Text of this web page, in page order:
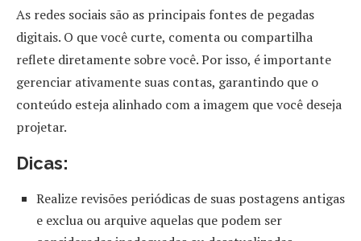
As redes sociais são as principais fontes de pegadas
digitais. O que você curte, comenta ou compartilha
reflete diretamente sobre você. Por isso, é importante
gerenciar ativamente suas contas, garantindo que o
conteúdo esteja alinhado com a imagem que você deseja
projetar.
Dicas:
Realize revisões periódicas de suas postagens antigas
e exclua ou arquive aquelas que podem ser